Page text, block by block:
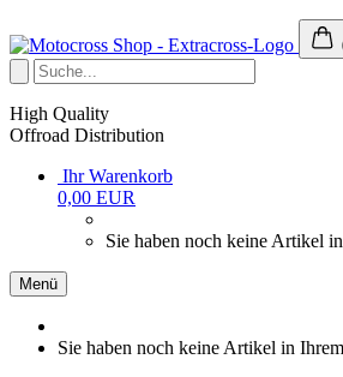
High Quality
Offroad Distribution
Ihr Warenkorb
0,00 EUR
Sie haben noch keine Artikel
Menü
Sie haben noch keine Artikel in